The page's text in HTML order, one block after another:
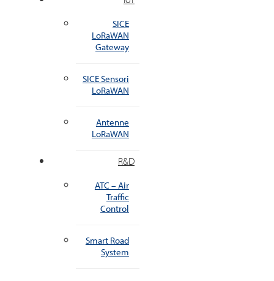
SICE
LoRaWAN
Gateway
SICE Sensori
LoRaWAN
Antenne
LoRaWAN
R&D
ATC – Air
Traffic
Control
Smart Road
System